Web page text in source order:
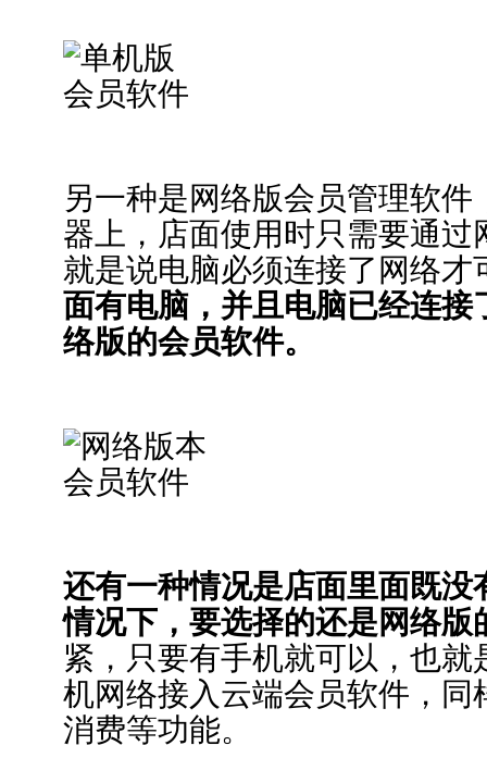
另一种是网络版会员管理软
器上，店面使用时只需要通
就是说电脑必须连接了网络才
面有电脑，并且电脑已经连
络版的会员软件。
还有一种情况是店面里面既
情况下，要选择的还是网络版
紧，只要有手机就可以，也
机网络接入云端会员软件，
消费等功能。